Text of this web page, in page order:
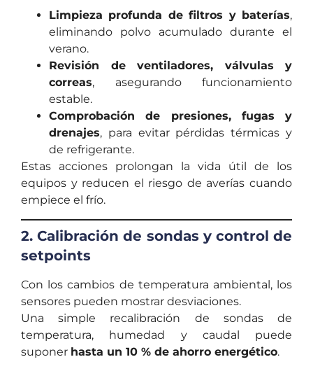
Limpieza profunda de filtros y baterías,
eliminando polvo acumulado durante el
verano.
Revisión de ventiladores, válvulas y
correas, asegurando funcionamiento
estable.
Comprobación de presiones, fugas y
drenajes, para evitar pérdidas térmicas y
de refrigerante.
Estas acciones prolongan la vida útil de los
equipos y reducen el riesgo de averías cuando
empiece el frío.
2. Calibración de sondas y control de
setpoints
Con los cambios de temperatura ambiental, los
sensores pueden mostrar desviaciones.
Una simple recalibración de sondas de
temperatura, humedad y caudal puede
suponer hasta un 10 % de ahorro energético.